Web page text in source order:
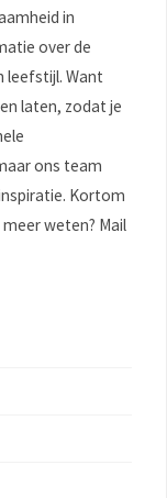
in
over de
leefstijl. Want
laten, zodat je
ons team
Kortom
weten? Mail